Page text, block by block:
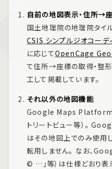
自前の地図表示・住所→
国土地理院の地理院タイ
CSIS シンプルジオコーデ
に応じてOpenCage
て住所→座標の取得・整形
工して掲載しています。
それ以外の地図機能
Google Maps Platform
トリートビュー等）。
はその地図上でのみ使用
転用しません。 なお、
© …」等）は仕様どおり表